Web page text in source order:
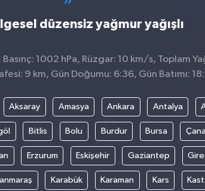
düzensiz yağmur yağışlı
, Basınç: 1002 hPa, Rüzgar: 10 km/s, Toplam
9 km, Gün Doğumu: 6:36, Gün Batımı:
Aksaray Amasya Ankara Antalya
Bitlis Bolu Burdur Bursa
Erzurum Eskişehir Gaziantep
Karabük Karaman Kars